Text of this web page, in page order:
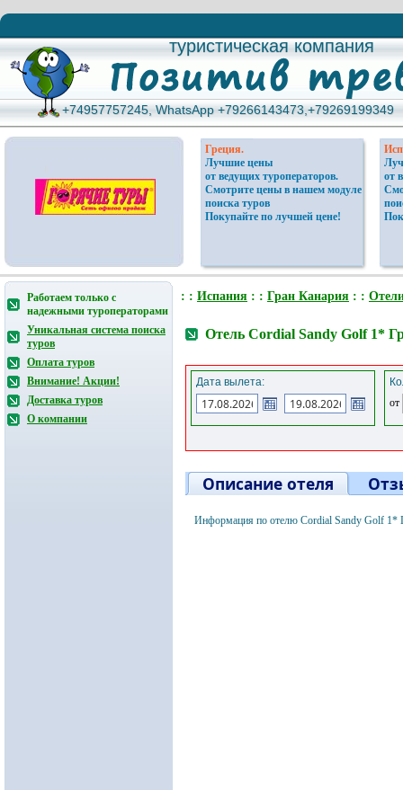
туристическая компания
туристическая компания
+74957757245, WhatsApp +79266143473,+79269199349
+74957757245, WhatsApp +79266143473,+79269199349
Греция.
Лучшие цены
от ведущих туроператоров.
Смотрите цены в нашем модуле
поиска туров
Покупайте по лучшей цене!
от
Работаем только с
надежными туроператорами
Уникальная система поиска
туров
Оплата туров
Внимание! Акции!
Доставка туров
О компании
: : Испания : : Гран Канария : :
Отель Cordial Sandy Golf 1*
Дата вылета:
от
Описание отеля
Информация по отелю Cordial Sandy Golf 1*